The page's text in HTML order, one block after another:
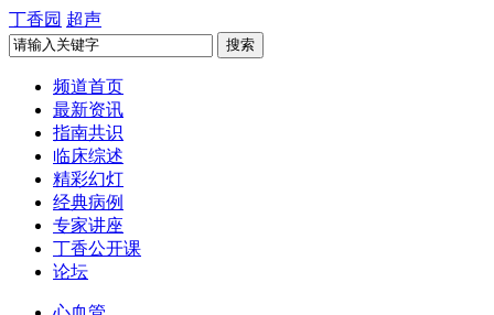
丁香园 超声
频道首页
最新资讯
指南共识
临床综述
精彩幻灯
经典病例
专家讲座
丁香公开课
论坛